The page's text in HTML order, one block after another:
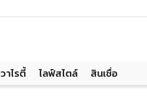
วาไรตี้ ไลฟ์สไตล์ สินเชื่อ